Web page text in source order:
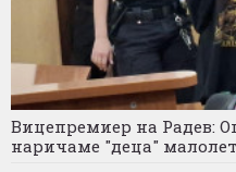
Вицепремиер на Радев:
наричаме "деца"